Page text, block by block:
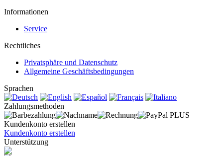
Informationen
Service
Rechtliches
Privatsphäre und Datenschutz
Allgemeine Geschäftsbedingungen
Sprachen
Zahlungsmethoden
Kundenkonto erstellen
Kundenkonto erstellen
Unterstützung